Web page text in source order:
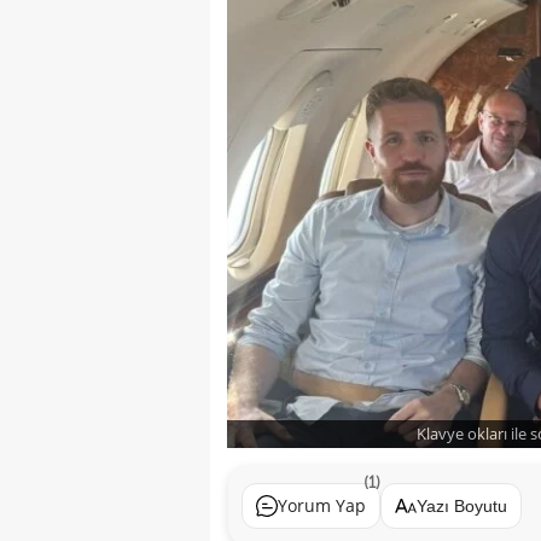
Klavye okları ile
Yorum Yap
(1)
Yazı Boyutu